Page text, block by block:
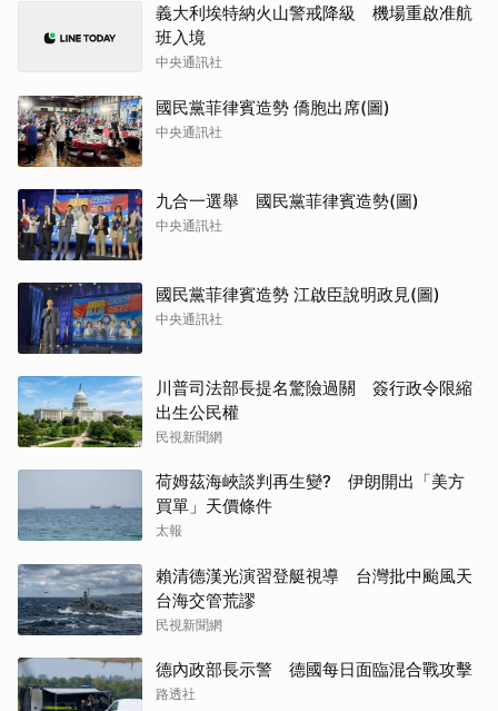
義大利埃特納火山警戒降級 機場重啟准航
班入境
中央通訊社
國民黨菲律賓造勢 僑胞出席(圖)
中央通訊社
九合一選舉 國民黨菲律賓造勢(圖)
中央通訊社
國民黨菲律賓造勢 江啟臣說明政見(圖)
中央通訊社
川普司法部長提名驚險過關 簽行政令限縮
出生公民權
民視新聞網
荷姆茲海峽談判再生變? 伊朗開出「美方
買單」天價條件
太報
賴清德漢光演習登艇視導 台灣批中颱風天
台海交管荒謬
民視新聞網
德內政部長示警 德國每日面臨混合戰攻擊
路透社